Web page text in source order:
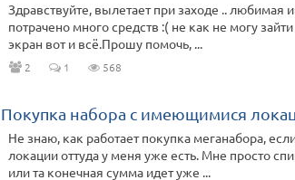
Здравствуйте, вылетает при заходе .. любимая
потрачено много средств :( не как не могу
экран вот и всё.Прошу помочь, ...
2 1 568
Покупка набора с имеющимися
Не знаю, как работает покупка меганабора,
локации оттуда у меня уже есть. Мне просто
или та конечная сумма идет уже ...